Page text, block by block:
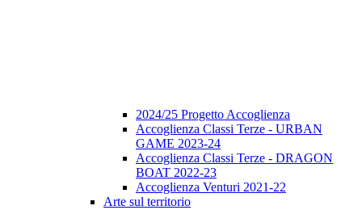
2024/25 Progetto Accoglienza
Accoglienza Classi Terze - URBAN
GAME 2023-24
Accoglienza Classi Terze - DRAGON
BOAT 2022-23
Accoglienza Venturi 2021-22
Arte sul territorio